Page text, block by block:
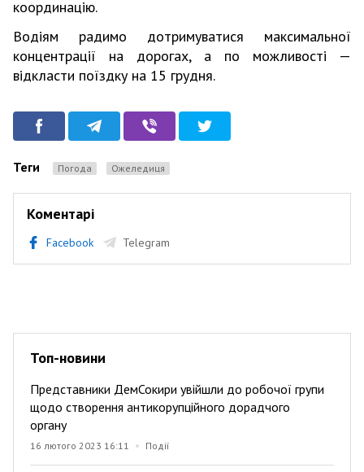
координацію.
Водіям радимо дотримуватися максимальної
концентрації на дорогах, а по можливості —
відкласти поїздку на 15 грудня.
Теги Погода Ожеледиця
Коментарі
Facebook Telegram
Топ-новини
Представники ДемСокири увійшли до робочої групи
щодо створення антикорупційного дорадчого
органу
16 лютого 2023 16:11 Події